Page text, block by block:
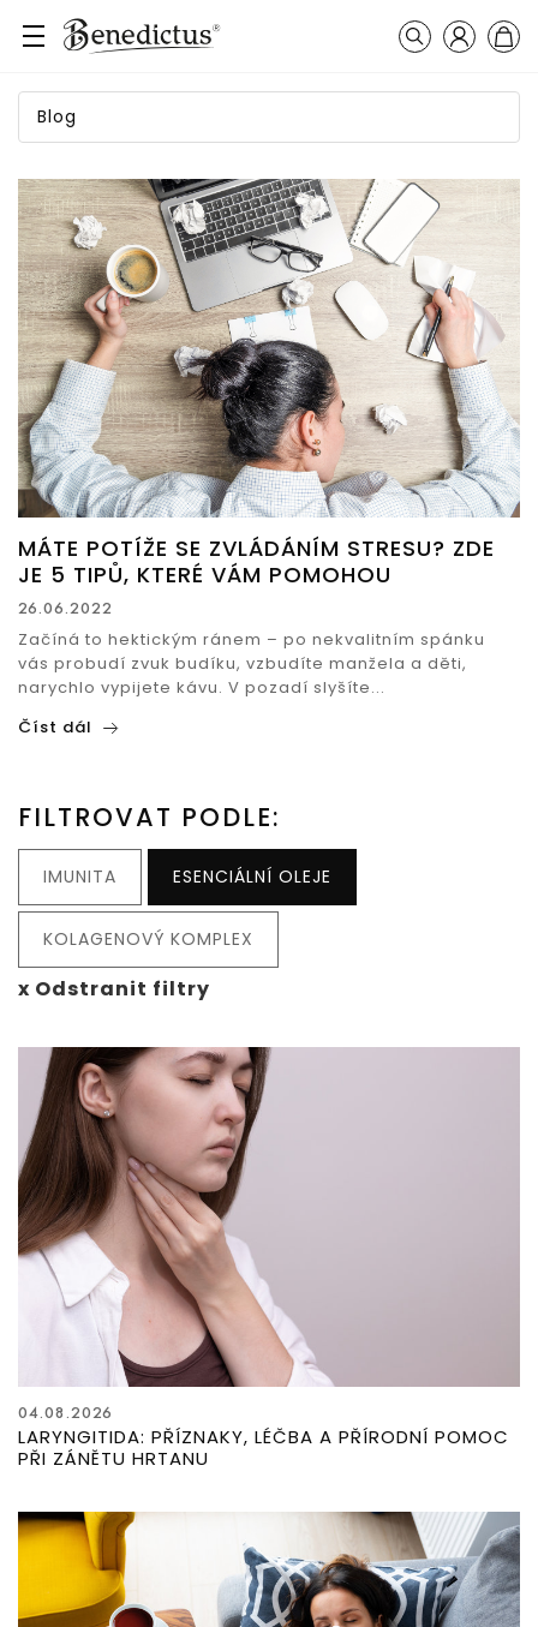
Vyhledávání
Přihlášení
Košík
Blog
MÁTE POTÍŽE SE ZVLÁDÁNÍM STRESU? ZDE
JE 5 TIPŮ, KTERÉ VÁM POMOHOU
26.06.2022
Začíná to hektickým ránem – po nekvalitním spánku
vás probudí zvuk budíku, vzbudíte manžela a děti,
narychlo vypijete kávu. V pozadí slyšíte...
Číst dál
FILTROVAT PODLE:
IMUNITA ESENCIÁLNÍ OLEJE
KOLAGENOVÝ KOMPLEX
x Odstranit filtry
04.08.2026
LARYNGITIDA: PŘÍZNAKY, LÉČBA A PŘÍRODNÍ POMOC
PŘI ZÁNĚTU HRTANU